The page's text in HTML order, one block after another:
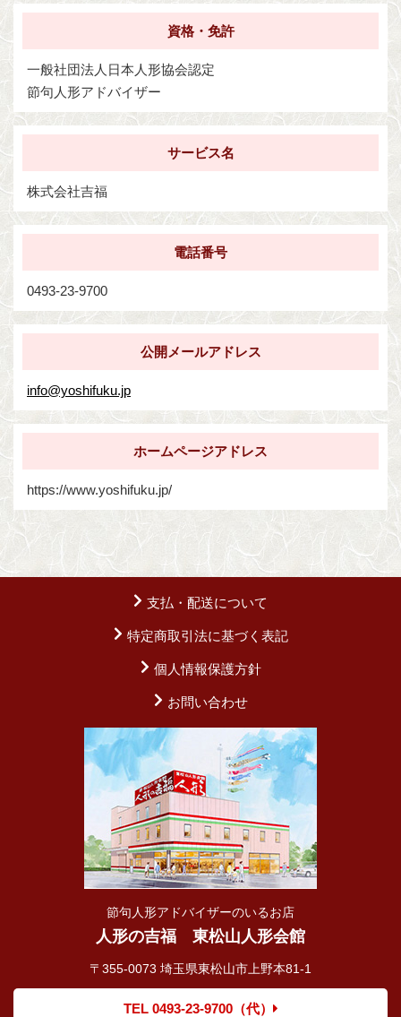
資格・免許
一般社団法人日本人形協会認定
節句人形アドバイザー
サービス名
株式会社吉福
電話番号
0493-23-9700
公開メールアドレス
info@yoshifuku.jp
ホームページアドレス
https://www.yoshifuku.jp/
支払・配送について
特定商取引法に基づく表記
個人情報保護方針
お問い合わせ
節句人形アドバイザーのいるお店
人形の吉福 東松山人形会館
〒355-0073 埼玉県東松山市上野本81-1
TEL 0493-23-9700（代）